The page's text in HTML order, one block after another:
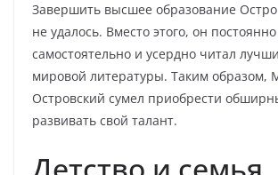
Завершить высшее образование
не удалось. Вместо этого, он
самостоятельно и усердно читал
мировой литературы. Таким образом,
Островский сумел приобрести
развивать свой талант.